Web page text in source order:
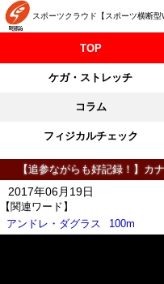
スポーツクラウド【スポーツ横断型
TOP
ケガ・ストレッチ
コラム
フィジカルチェック
【追参ながらも好記録！】カ
【関連ワード】
アンドレ・ダグラス
100m
2017年06月19日